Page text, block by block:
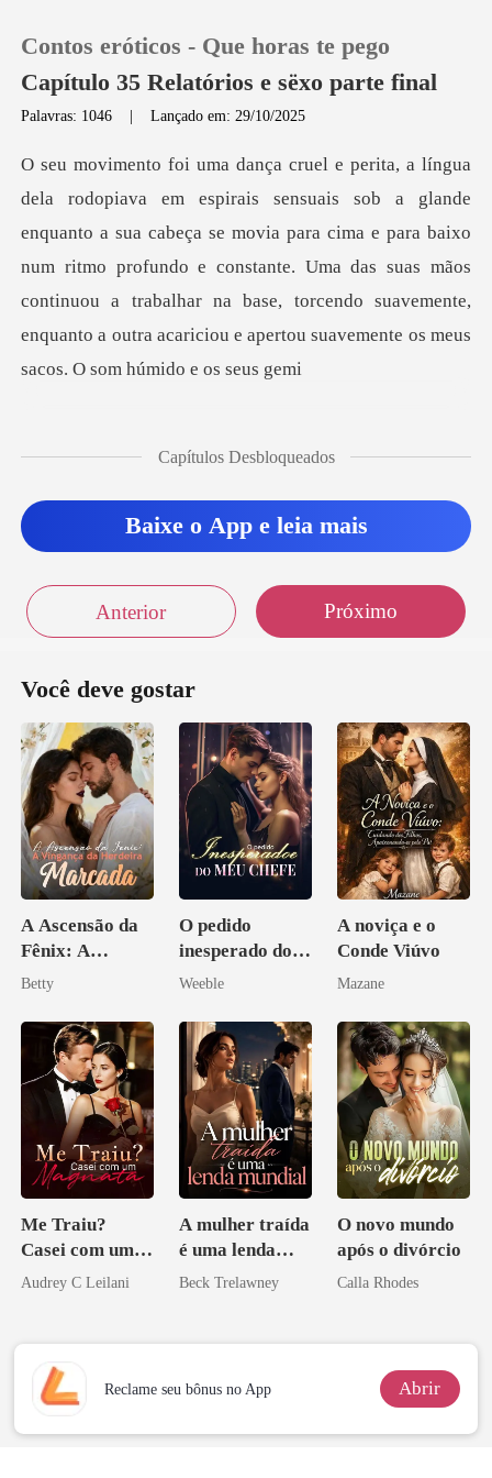
0
Loja
Contos eróticos - Que horas te pego
Capítulo 35 Relatórios e sëxo parte final
Palavras: 1046 |Lançado em: 29/10/2025
ua cabeça se movia para cima e para baixo
num ritmo profundo e constante. Uma das suas mãos
continuou a trabalhar na
Capítulos Desbloqueados
Baixe o App e leia mais
Anterior Próximo
Você deve gostar
A Ascensão da
Fênix: A
Vingança da
Marcada
Betty
O pedido
inesperado do
meu chefe
Weeble
A noviça e o
Conde Viúvo
Mazane
Me Traiu?
Casei com um
Magnata
Audrey C Leilani
A mulher traída
é uma lenda
mundial
Beck Trelawney
O novo mundo
após o divórcio
Calla Rhodes
Reclame seu bônus no App Abrir